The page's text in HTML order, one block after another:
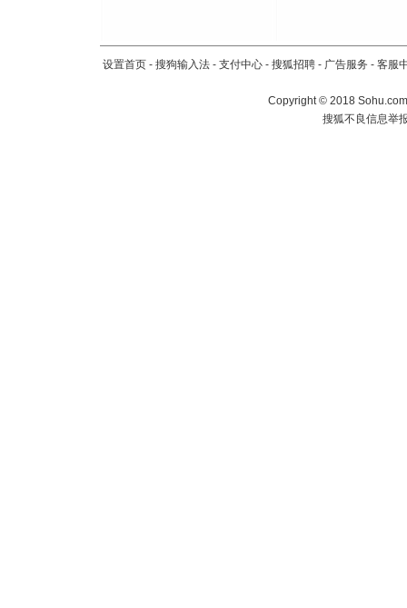
[春节] 传
送你一棵
设置首页 - 搜狗输入法 - 支付中心 - 搜狐招聘 - 广告服务 - 客服
Copyright ©2018
搜狐不良信息举